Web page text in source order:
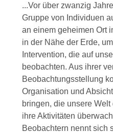
...Vor über zwanzig
Gruppe von Individuen
an einem geheimen Ort
in der Nähe der Erde,
Intervention, die auf
beobachten. Aus ihrer
Beobachtungsstellung
Organisation und
bringen, die unsere
ihre Aktivitäten
Beobachtern nennt sich